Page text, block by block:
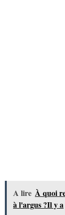
A lire À quoi
à l'argus ?Il y a